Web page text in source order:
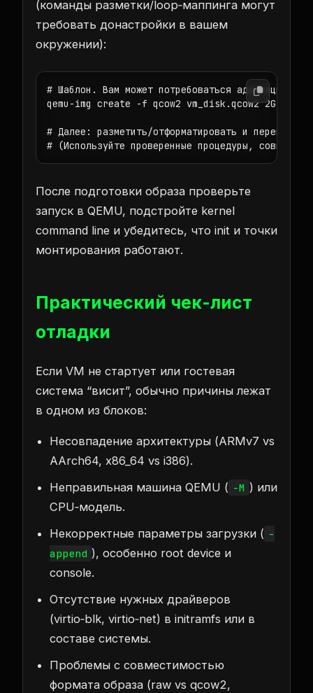
(команды разметки/loop‑маппинга могут
требовать донастройки в вашем
окружении):
# Шаблон. Вам может потребоваться адаптация
qemu-img create -f qcow2 vm_disk.qcow2 2G
# Далее: разметить/отформатировать и
# (Используйте проверенные процедуры,
После подготовки образа проверьте
запуск в QEMU, подстройте kernel
command line и убедитесь, что init и точки
монтирования работают.
Практический чек-лист
отладки
Если VM не стартует или гостевая
система “висит”, обычно причины лежат
в одном из блоков:
Несовпадение архитектуры (ARMv7 vs
AArch64, x86_64 vs i386).
Неправильная машина QEMU ( -M ) или
CPU‑модель.
Некорректные параметры загрузки ( -
append ), особенно root device и
console.
Отсутствие нужных драйверов
(virtio‑blk, virtio‑net) в initramfs или в
составе системы.
Проблемы с совместимостью
формата образа (raw vs qcow2,